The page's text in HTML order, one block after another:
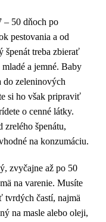
– 50 dňoch po
pestovania a od
špenát treba zbierať
a jemné. Baby
do zeleninových
si ho však pripraviť
o cenné látky.
zrelého špenátu,
na konzumáciu.
zvyčajne až po 50
na varenie. Musíte
častí, najmä
na masle alebo oleji,